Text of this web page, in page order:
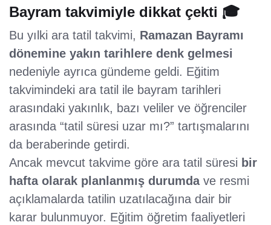
Bayram takvimiyle dikkat çekti 🎓
Bu yılki ara tatil takvimi, Ramazan Bayramı
dönemine yakın tarihlere denk gelmesi
nedeniyle ayrıca gündeme geldi. Eğitim
takvimindeki ara tatil ile bayram tarihleri
arasındaki yakınlık, bazı veliler ve öğrenciler
arasında “tatil süresi uzar mı?” tartışmalarını
da beraberinde getirdi.
Ancak mevcut takvime göre ara tatil süresi bir
hafta olarak planlanmış durumdave resmi
açıklamalarda tatilin uzatılacağına dair bir
karar bulunmuyor. Eğitim öğretim faaliyetleri